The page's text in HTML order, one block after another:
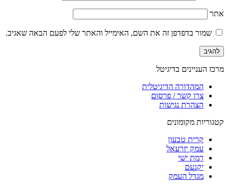
אתר
שמור בדפדפן זה את השם, האימייל והאתר שלי לפעם הבאה שאגיב.
מרכז העניינים בדיגיטל
המהדורה הדיגיטלית
צרו קשר / פרסום
הצהרת נגישות
קטגוריות מקומונים
קרית טבעון
עמק יזרעאל
רמת ישי
יקנעם
מגדל העמק